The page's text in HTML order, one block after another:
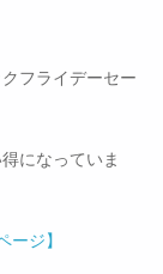
フライデーセー
になっていま
ージ】